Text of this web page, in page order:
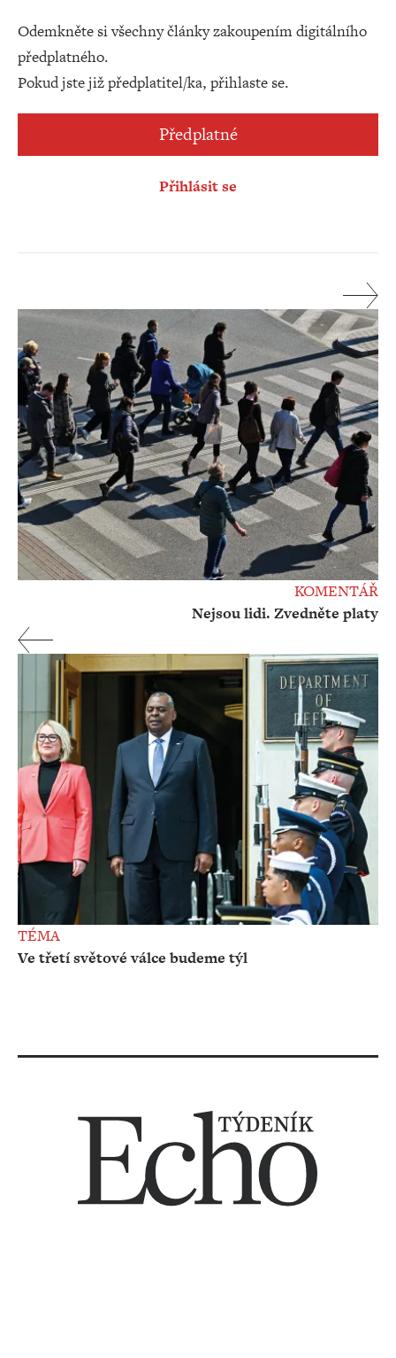
Odemkněte si všechny články zakoupením digitálního
předplatného.
Pokud jste již předplatitel/ka, přihlaste se.
Předplatné
Přihlásit se
KOMENTÁŘ
Nejsou lidi. Zvedněte platy
TÉMA
Ve třetí světové válce budeme týl